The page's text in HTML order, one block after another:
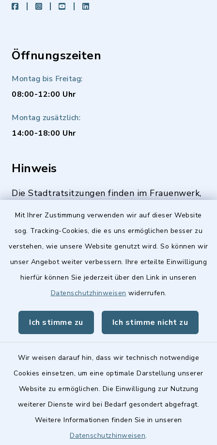
Mit Ihrer Zustimmung verwenden wir auf dieser Website
sog. Tracking-Cookies, die es uns ermöglichen besser zu
verstehen, wie unsere Website genutzt wird. So können wir
unser Angebot weiter verbessern. Ihre erteilte Einwilligung
hierfür können Sie jederzeit über den Link in unseren
Datenschutzhinweisen widerrufen.
Ich stimme zu Ich stimme nicht zu
Wir weisen darauf hin, dass wir technisch notwendige
Cookies einsetzen, um eine optimale Darstellung unserer
Website zu ermöglichen. Die Einwilligung zur Nutzung
weiterer Dienste wird bei Bedarf gesondert abgefragt.
Weitere Informationen finden Sie in unseren
Datenschutzhinweisen.
facebookinstagramyoutubeLinkedIn
Öffnungszeiten
Montag bis Freitag:
08:00-12:00 Uhr
Montag zusätzlich:
14:00-18:00 Uhr
Hinweis
Die Stadtratsitzungen finden im Frauenwerk,
Quicklinks
Stellenangebote
Landkreis Fürth
Barrierefreiheit